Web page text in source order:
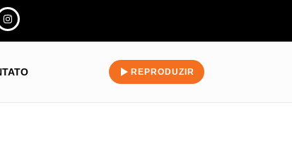
REPRODUZIR